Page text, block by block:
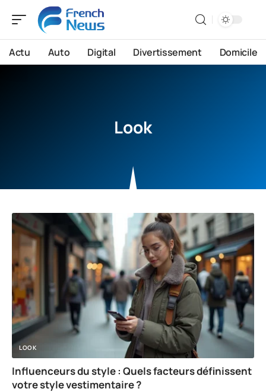
Actu Auto Digital Divertissement Domicile
Look
LOOK
Influenceurs du style : Quels facteurs définissent
votre style vestimentaire ?